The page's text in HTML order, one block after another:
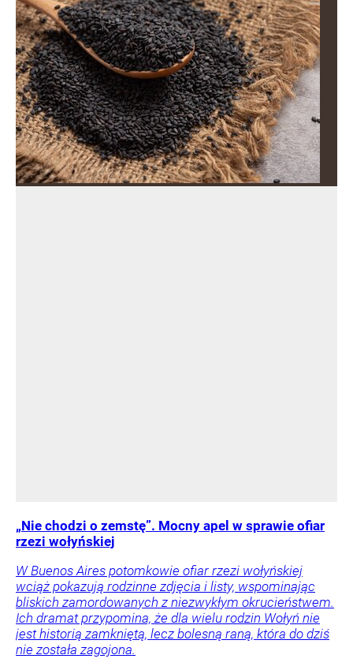
„Nie chodzi o zemstę”. Mocny apel w sprawie ofiar
rzezi wołyńskiej
W Buenos Aires potomkowie ofiar rzezi wołyńskiej
wciąż pokazują rodzinne zdjęcia i listy, wspominając
bliskich zamordowanych z niezwykłym okrucieństwem.
Ich dramat przypomina, że dla wielu rodzin Wołyń nie
jest historią zamkniętą, lecz bolesną raną, która do dziś
nie została zagojona.